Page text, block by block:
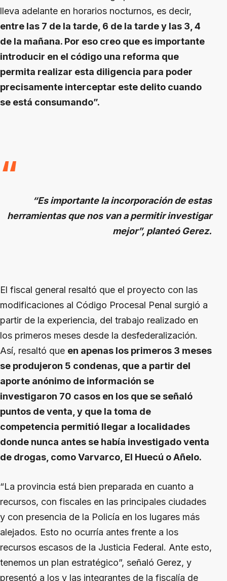
lleva adelante en horarios nocturnos, es decir,
entre las 7 de la tarde, 6 de la tarde y las 3, 4
de la mañana. Por eso creo que es importante
introducir en el código una reforma que
permita realizar esta diligencia para poder
precisamente interceptar este delito cuando
se está consumando”.
“Es importante la incorporación de estas
herramientas que nos van a permitir investigar
mejor”, planteó Gerez.
El fiscal general resaltó que el proyecto con las
modificaciones al Código Procesal Penal surgió a
partir de la experiencia, del trabajo realizado en
los primeros meses desde la desfederalización.
Así, resaltó que en apenas los primeros 3 meses
se produjeron 5 condenas, que a partir del
aporte anónimo de información se
investigaron 70 casos en los que se señaló
puntos de venta, y que la toma de
competencia permitió llegar a localidades
donde nunca antes se había investigado venta
de drogas, como Varvarco, El Huecú o Añelo.
“La provincia está bien preparada en cuanto a
recursos, con fiscales en las principales ciudades
y con presencia de la Policía en los lugares más
alejados. Esto no ocurría antes frente a los
recursos escasos de la Justicia Federal. Ante esto,
tenemos un plan estratégico”, señaló Gerez, y
presentó a los y las integrantes de la fiscalía de